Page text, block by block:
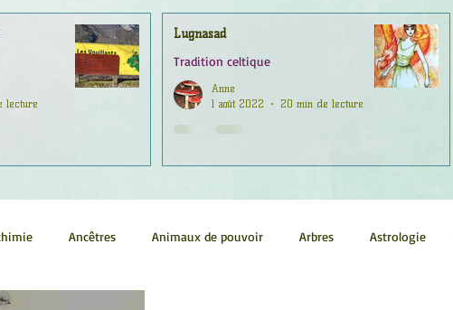
lecture
Lugnasad
Tradition celtique
Anne
1 août 2022
20 min de lecture
Ancêtres Animaux de pouvoir Arbres Astrologie